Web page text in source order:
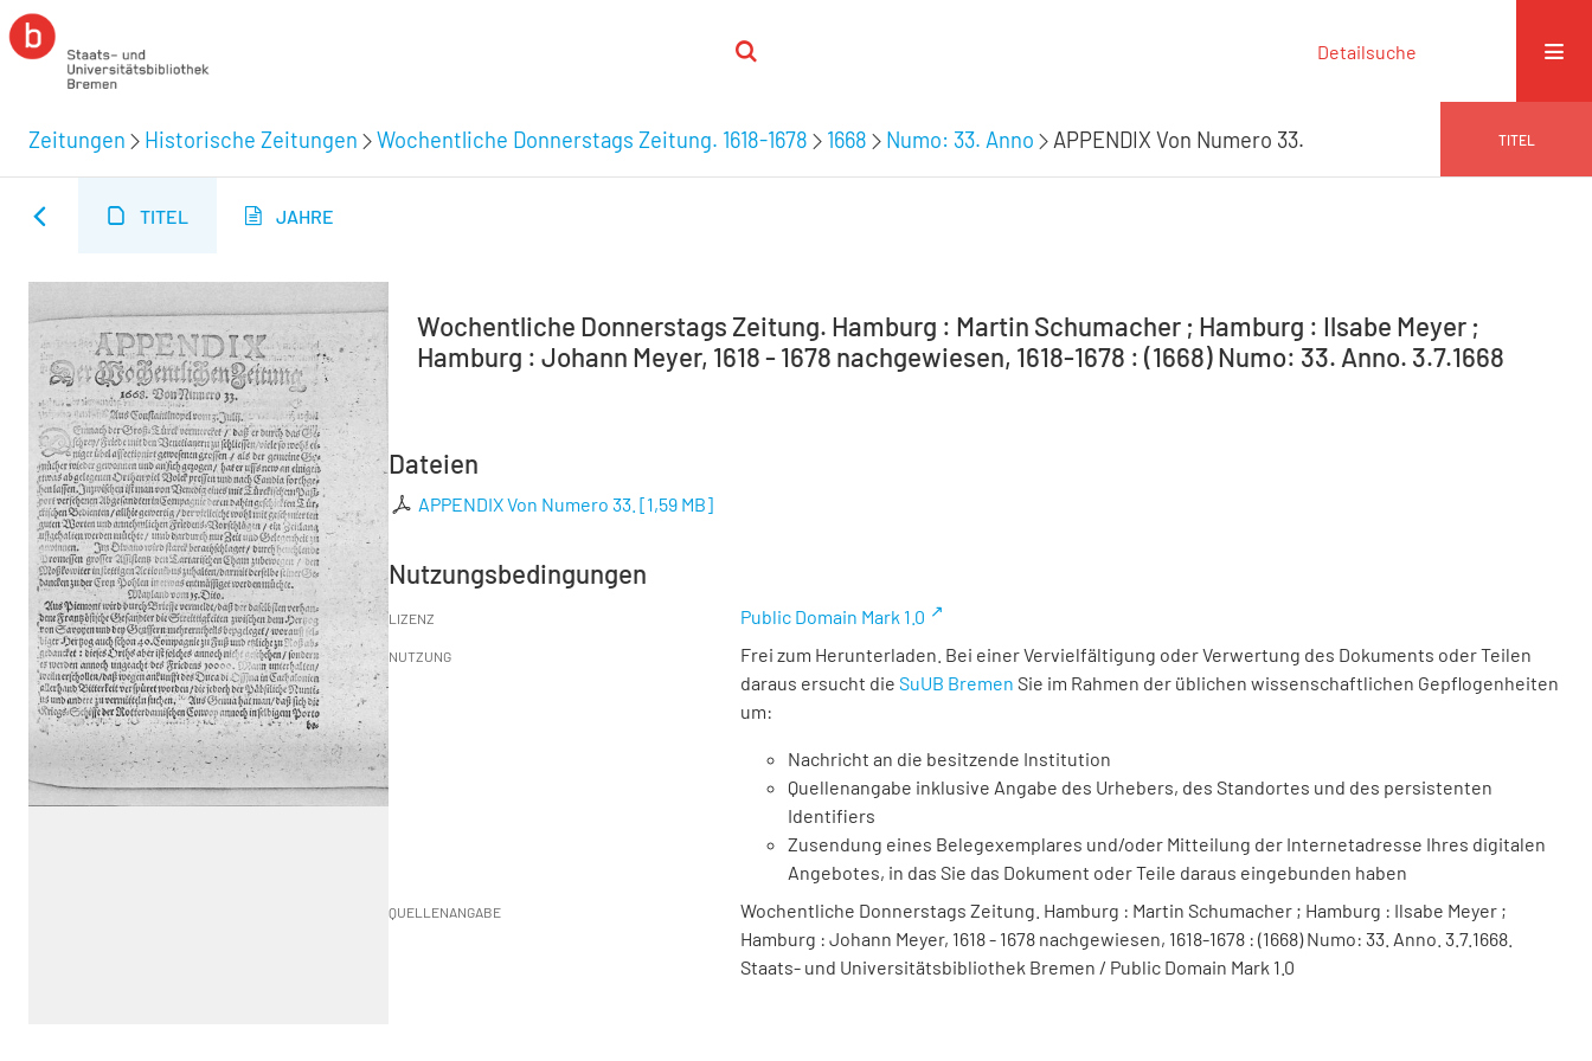
Detailsuche
Zeitungen Historische Zeitungen Wochentliche Donnerstags Zeitung. 1618-1678 1668 Numo: 33. Anno APPENDIX Von Numero 33. TITEL
TITEL JAHRE
Wochentliche Donnerstags Zeitung. Hamburg : Martin Schumacher ; Hamburg : Ilsabe Meyer ;
Hamburg : Johann Meyer, 1618 - 1678 nachgewiesen, 1618-1678 : (1668) Numo: 33. Anno. 3.7.1668
Dateien
APPENDIX Von Numero 33. [1,59 MB]
Nutzungsbedingungen
LIZENZ Public Domain Mark 1.0
NUTZUNG
Frei zum Herunterladen. Bei einer Vervielfältigung oder Verwertung des Dokuments oder Teilen
daraus ersucht die SuUB Bremen Sie im Rahmen der üblichen wissenschaftlichen Gepflogenheiten
um:
Nachricht an die besitzende Institution
Quellenangabe inklusive Angabe des Urhebers, des Standortes und des persistenten
Identifiers
Zusendung eines Belegexemplares und/oder Mitteilung der Internetadresse Ihres digitalen
Angebotes, in das Sie das Dokument oder Teile daraus eingebunden haben
QUELLENANGABE
Wochentliche Donnerstags Zeitung. Hamburg : Martin Schumacher ; Hamburg : Ilsabe Meyer ;
Hamburg : Johann Meyer, 1618 - 1678 nachgewiesen, 1618-1678 : (1668) Numo: 33. Anno. 3.7.1668.
Staats- und Universitätsbibliothek Bremen / Public Domain Mark 1.0